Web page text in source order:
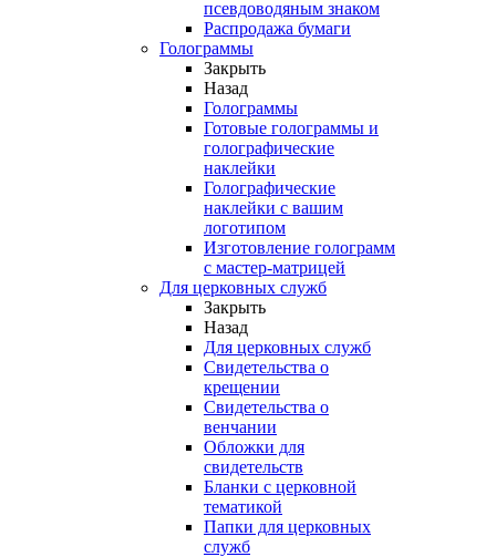
псевдоводяным знаком
Распродажа бумаги
Голограммы
Закрыть
Назад
Голограммы
Готовые голограммы и
голографические
наклейки
Голографические
наклейки с вашим
логотипом
Изготовление голограмм
с мастер-матрицей
Для церковных служб
Закрыть
Назад
Для церковных служб
Свидетельства о
крещении
Свидетельства о
венчании
Обложки для
свидетельств
Бланки с церковной
тематикой
Папки для церковных
служб